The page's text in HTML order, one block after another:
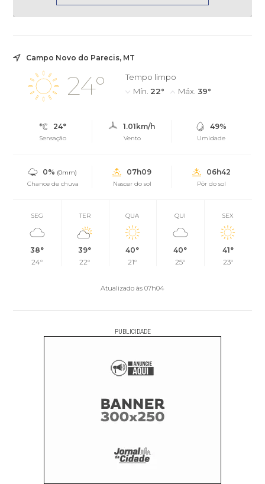
Campo Novo do Parecis, MT
24°
Tempo limpo
Mín. 22° Máx. 39°
24°
Sensação
1.01km/h
Vento
49%
Umidade
0% (0mm)
Chance de chuva
07h09
Nascer do sol
06h42
Pôr do sol
SEG
38°
24°
TER
39°
22°
QUA
40°
21°
QUI
40°
25°
SEX
41°
23°
Atualizado às 07h04
PUBLICIDADE